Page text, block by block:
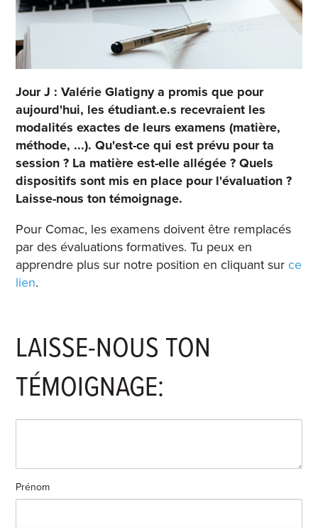
Jour J : Valérie Glatigny a promis que pour
aujourd'hui, les étudiant.e.s recevraient les
modalités exactes de leurs examens (matière,
méthode, ...). Qu'est-ce qui est prévu pour ta
session ? La matière est-elle allégée ? Quels
dispositifs sont mis en place pour l'évaluation ?
Laisse-nous ton témoignage.
Pour Comac, les examens doivent être remplacés
par des évaluations formatives. Tu peux en
apprendre plus sur notre position en cliquant sur ce
lien.
LAISSE-NOUS TON
TÉMOIGNAGE:
Prénom